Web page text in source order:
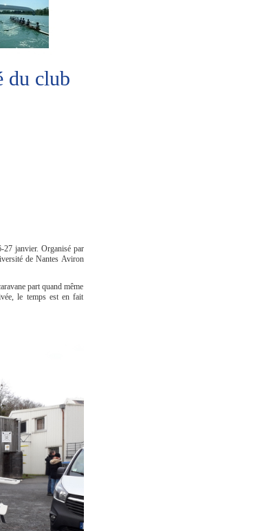
du club
27 janvier. Organisé par
de Nantes Aviron
part quand même
le temps est en fait